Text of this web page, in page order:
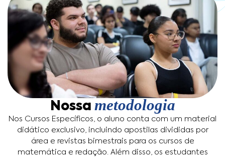
Nossa metodologia
Nos Cursos Específicos, o aluno conta com um material
didático exclusivo, incluindo apostilas divididas por
área e revistas bimestrais para os cursos de
matemática e redação. Além disso, os estudantes